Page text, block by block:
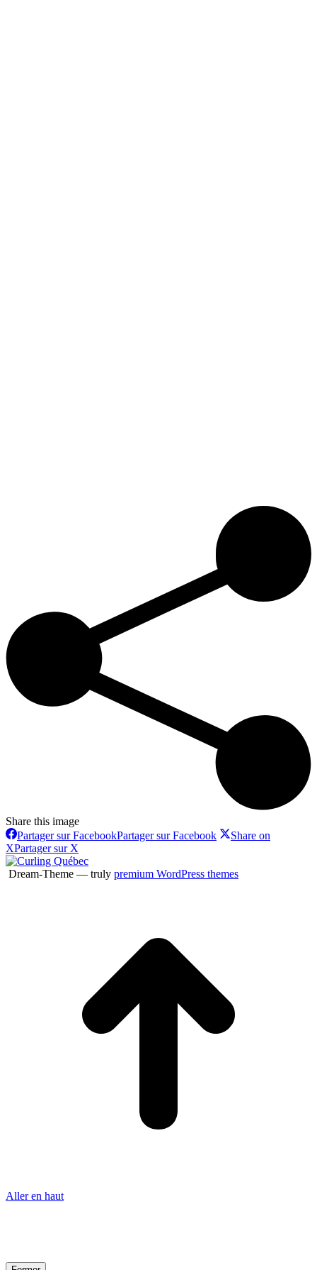
Share this image
Partager sur FacebookPartager sur Facebook
Share on
XPartager sur X
Dream-Theme — truly premium WordPress themes
Aller en haut